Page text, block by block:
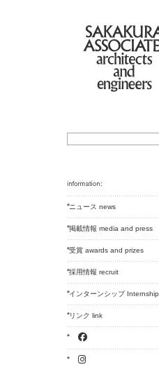
ニュース news
掲載情報 media and press
受賞 awards and prizes
採用情報 recruit
インターンシップ Internship
リンク link